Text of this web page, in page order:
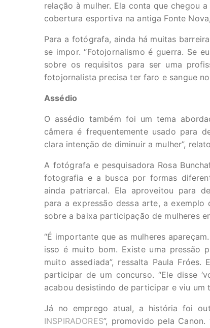
relação à mulher. Ela conta que chegou
cobertura esportiva na antiga Fonte
Para a fotógrafa, ainda há muitas
se impor. “Fotojornalismo é guerra. Se
sobre os requisitos para ser uma
fotojornalista precisa ter faro e sangue
Assédio
O assédio também foi um tema
câmera é frequentemente usado para
clara intenção de diminuir a mulher”,
A fotógrafa e pesquisadora Rosa
fotografia e a busca por formas
ainda patriarcal. Ela aproveitou para
para a expressão dessa arte, a exemplo
sobre a baixa participação de mulheres
“É importante que as mulheres
isso é muito bom. Existe uma pressão
muito assediada”, ressalta Paula
participar de um concurso. “Ele disse
acabou desistindo de participar e viu um
Já no emprego atual, a história foi
INSPIRADORES”, promovido pela